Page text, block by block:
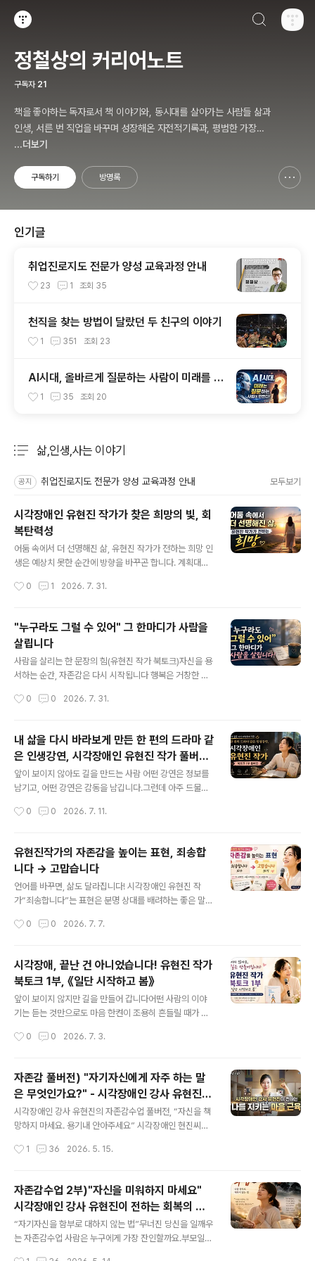
정철상의 커리어노트
구독자 21
책을 좋아하는 독자로서 책 이야기와, 동시대를 살아가는 사람들 삶과
인생, 서른 번 직업을 바꾸며 성장해온 자전적기록과, 평범한 가장으
로 살면서 겪고 느낀 삶의 소소한 에피소드를 전한다. 젊은이들의 고
교수의 인생수업
...더보기
구독하기 방명록
인기글
취업진로지도 전문가 양성 교육과정 안내
23 1 조회 35
천직을 찾는 방법이 달랐던 두 친구의 이야기
1 351 조회 23
AI시대, 올바르게 질문하는 사람이 미래를 주
도 1 35 조회 20
삶,인생,사는 이야기
공지 취업진로지도 전문가 양성 교육과정 안내 모두보기
시각장애인 유현진 작가가 찾은 희망의 빛, 회
복탄력성
어둠 속에서 더 선명해진 삶, 유현진 작가가 전하는 희망 인
생은 예상치 못한 순간에 방향을 바꾸곤 합니다. 계획대로
도 하죠. 하지만 장애라는 시련 앞에서도 일상의 소소한 깨
다. 시각장애를 딛고 동기부여 강사이자 작가로 첫걸음을
내디딘 유현진 작가님입니다.삶을 바라보는 관점의 전환그
녀는 말합니다. 삶이 생각보다 재미있는 이유는 일상을 조
금 비틀어 바라보는 관점의 힘 덕분이라고요. 눈이 잘 보이
지 않아 아이의 작은 일상이나 휴대폰 하나를 찾는 일조차
사람을 위축되게 만드는 순간이 있지만, 그녀는 시선을 바
0 1 2026. 7. 31.
"누구라도 그럴 수 있어" 그 한마디가 사람을
살립니다
사람을 살리는 한 문장의 힘(유현진 작가 북토크)자신을 용
서하는 순간, 자존감은 다시 시작됩니다 행복은 거창한 순
행복한 순간을 묻는 질문에 뜻밖의 대답을 합니다. "아이
마음도,아이들 모습을 바라보면 모두 녹아내린다고 말합니
다. 완벽한 육아도 아닙니다.완벽한 엄마도 아닙니다. 하지
만 사랑은 늘 가장 평범한 순간에서 시작된다는 사실을 다
시 느끼게 됩니다. 📺 영상 보기 https://youtu.be/6Wo
M1S3exO0 하와이에서 마주한 가장 큰 두려움이번 이야
력을 조금이라도 더 잃기 전에 세상을 많이 보고 싶었습니
0 0 2026. 7. 31.
내 삶을 다시 바라보게 만든 한 편의 드라마 같
은 인생강연, 시각장애인 유현진 작가 풀버전
영상
앞이 보이지 않아도 길을 만드는 사람 어떤 강연은 정보를
남기고, 어떤 강연은 감동을 남깁니다.그런데 아주 드물게
북토크의 주인공인 유현진 작가의 이야기가 바로 그랬습니
판정을 받았습니다. 시간이 흐를수록 시력은 점점 더 나빠
졌고, 지금도 여전히 시력을 잃어가는 과정을 살아가고 있
습니다. 이번 강연은 장애를 극복한 영웅담을 담은 것이 아
닙니다. 평범한 누구나 가질 수 있는 두려움도 있고, 좌절도
있고, 눈물도 있지만 그럼에도 오늘을 살아내는 한 사람의
음에 깊이 남습니다. 📺 풀버전 강연 보기 : https://yout
0 0 2026. 7. 11.
유현진작가의 자존감을 높이는 표현, 죄송합
니다 → 고맙습니다
언어를 바꾸면, 삶도 달라집니다! 시각장애인 유현진 작
가“죄송합니다”는 표현은 분명 상대를 배려하는 좋은 말입
말을 반복합니다. 실수했을 때도, 도움을 받을 때도, 잘 몰
작가는 자신도 오랫동안 “죄송합니다”라는 말을 입에 달고
다니는 사람이었다고 말합니다. 입사 초기, 서툰 일 처리에
"죄송합니다"를 입에 달고 살았던 시절이 있었다고 합니다.
사실 길을 물어볼 때도, 누군가의 도움을 받아야만 할 때도,
늘 "죄송합니다" 말부터 입에 올렸다고 합니다. 하지만 어
는 생각이 문득 들었다고 합니다. 📺 시청하기 : https://y
0 0 2026. 7. 7.
시각장애, 끝난 건 아니었습니다! 유현진 작가
북토크 1부, 《일단 시작하고 봄》
앞이 보이지 않지만 길을 만들어 갑니다어떤 사람의 이야
기는 듣는 것만으로도 마음 한켠이 조용히 흔들릴 때가 있
랬습니다. 유현진 작가는 19년 전 대학 강의실에서 만났던
금도 그렇습니다.다만 시간이 흘러 지금은 세 아이의 엄마
가 되었고, KBS 인간극장의 주인공이 되었고, 이번에는 자
신의 삶을 담은 책 《일단 시작하고 봄》의 작가가 되어 다시
제 앞에 섰습니다. 이 책은 대단한 성공담을 담은 책이 아닙
니다. 오히려 흔들리고 넘어지고 다시 일어나는 아주 현실
상 보기 https://youtu.be/qrP6i73BWVE ‘시각장애
0 0 2026. 7. 3.
자존감 풀버전) "자기자신에게 자주 하는 말
은 무엇인가요?" - 시각장애인 강사 유현진의
고백
시각장애인 강사 유현진의 자존감수업 풀버전, “자신을 책
망하지 마세요. 용기내 안아주세요” 시각장애인 현진씨는
이제는 저에게뿐만 아니라 세상 사람들에게도 훌륭한 선생
씨가 들려준 자존감 이야기는 감동적이고, 위로와 용기를
주는 특강이어서 여러분에게 자신있게 추천드립니댜. 이제
는 강사로 도전해나가는 현진씨가 들려준 자존감 향상법
특강 풀버전으로 전합니다. 현진씨는 “여러분은 오늘 하루,
자기 자신에게 가장 많이 했던 말이 무엇인가요?”라고 강
1 36 2026. 5. 15.
자존감수업 2부)"자신을 미워하지 마세요"
시각장애인 강사 유현진이 전하는 회복의 기
술
“자기자신을 함부로 대하지 않는 법”무너진 당신을 일깨우
는 자존감수업 사람은 누구에게 가장 잔인할까요.부모일까